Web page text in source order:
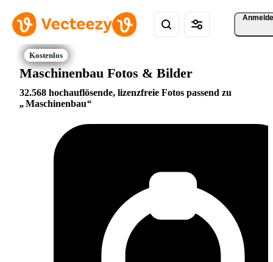
Maschinenbau Fotos & Bilder
32.568 hochauflösende, lizenzfreie Fotos passend zu
Maschinenbau